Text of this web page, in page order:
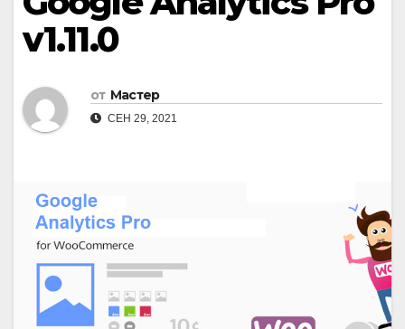
v1.11.0
от Мастер
СЕН 29, 2021